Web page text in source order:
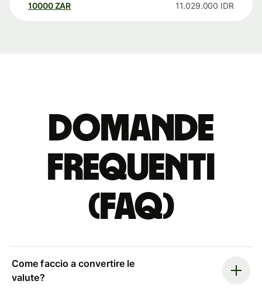
10000 ZAR 11.029.000 IDR
Domande
Frequenti
(FAQ)
Come faccio a convertire le
valute?